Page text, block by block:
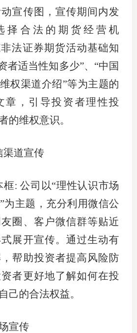
在线调
联系方
宣传图，宣传期间内发
择合法的期货经营机
法证券期货活动基础知
者适当性知多少”、“中国
权渠道介绍”等为主题的
章，引导投资者理性投
的维权意识。
道宣传
: 公司以“理性认识市场
为主题，充分利用微信公
圈、客户微信群等贴近
展开宣传。通过生动有
帮助投资者提高风险防
者更好地了解如何在投
自己的合法权益。
宣传